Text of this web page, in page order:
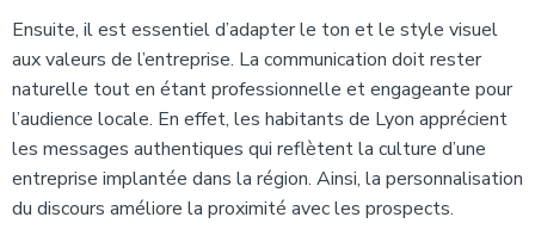
Ensuite, il est essentiel d’adapter le ton et le style visuel
aux valeurs de l’entreprise. La communication doit rester
naturelle tout en étant professionnelle et engageante pour
l’audience locale. En effet, les habitants de Lyon apprécient
les messages authentiques qui reflètent la culture d’une
entreprise implantée dans la région. Ainsi, la personnalisation
du discours améliore la proximité avec les prospects.